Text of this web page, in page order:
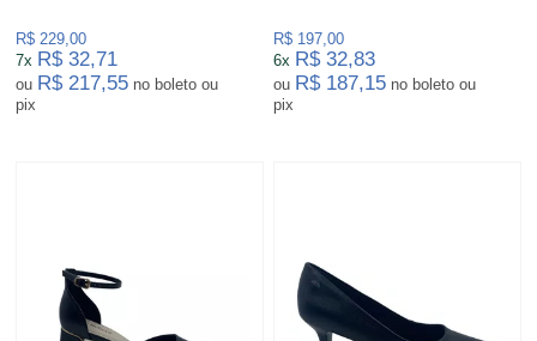
R$ 229,00
7x R$ 32,71
ou R$ 217,55 no boleto ou
pix
R$ 197,00
6x R$ 32,83
ou R$ 187,15 no boleto ou
pix